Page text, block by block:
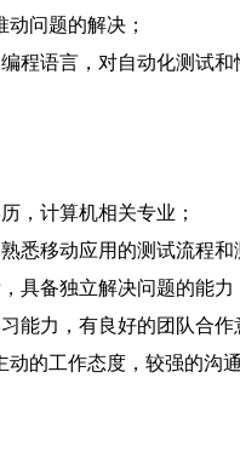
问题的解决；
程语言，对自动化测试和
，计算机相关专业；
悉移动应用的测试流程和
具备独立解决问题的能力
能力，有良好的团队合作
动的工作态度，较强的沟